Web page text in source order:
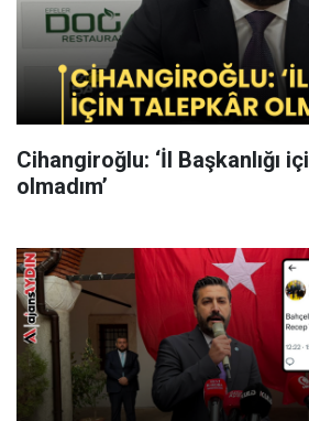
Cihangiroğlu: ‘İl Başkanlığı
olmadım’